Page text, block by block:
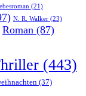
(21)
N. R. Walker (23)
Roman (87)
(443)
(37)